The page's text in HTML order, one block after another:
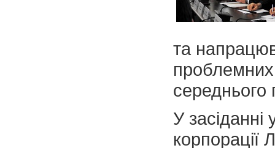
та
проблемних
середнього
У засіданні
корпорації